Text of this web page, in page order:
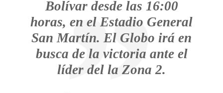
Bolívar desde las 16:00
horas, en el Estadio General
San Martín. El Globo irá en
busca de la victoria ante el
líder del la Zona 2.